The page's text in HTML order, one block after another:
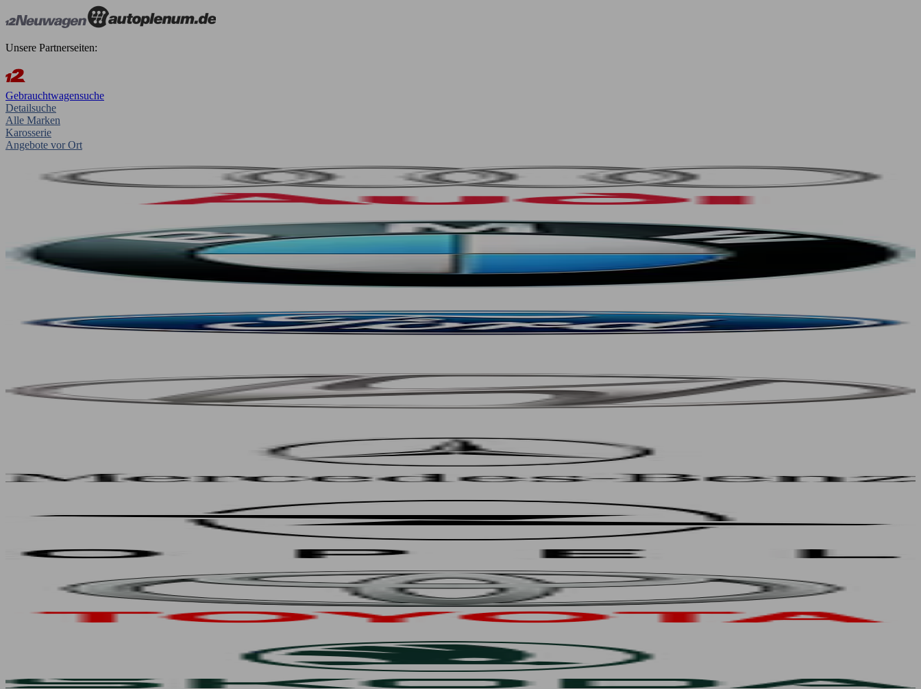
Unsere Partnerseiten:
Gebrauchtwagensuche
Detailsuche
Alle Marken
Karosserie
Angebote vor Ort